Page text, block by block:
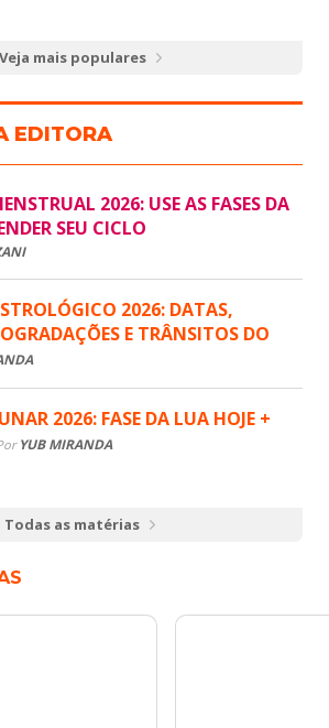
Veja mais populares
EDITORA
2026: USE AS FASES DA
SEU CICLO
2026: DATAS,
E TRÂNSITOS DO
2026: FASE DA LUA HOJE +
YUB MIRANDA
Todas as matérias